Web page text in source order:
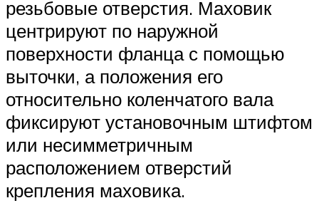
резьбовые отверстия. Маховик
центрируют по наружной
поверхности фланца с помощью
выточки, а положения его
относительно коленчатого вала
фиксируют установочным штифтом
или несимметричным
расположением отверстий
крепления маховика.